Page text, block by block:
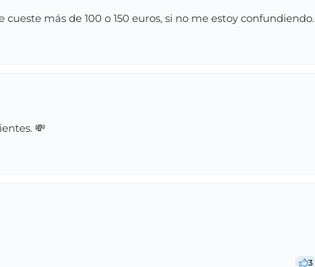
más de 100 o 150 euros, si no me estoy confundiendo.
💸
3